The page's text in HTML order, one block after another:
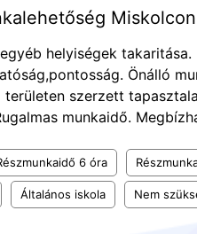
Miskolcon
helyiségek takaritása.
Önálló
szerzett
munkaidő.
6 óra
Általános iskola Nem